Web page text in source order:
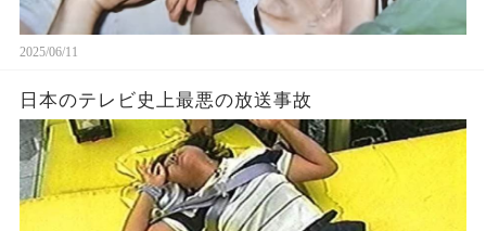
2025/06/11
日本のテレビ史上最悪の放送事故